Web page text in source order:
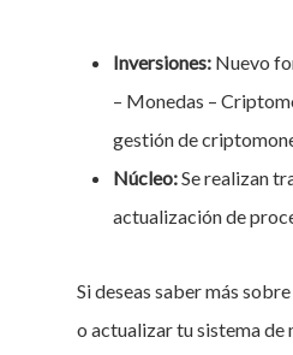
Inversiones: Nuevo
– Monedas –
gestión de
Núcleo:Se realizan
actualización de
Si deseas saber más
o actualizar tu sistema de